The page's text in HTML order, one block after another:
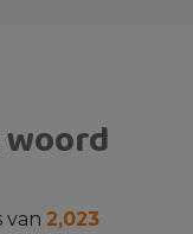
van 2,023